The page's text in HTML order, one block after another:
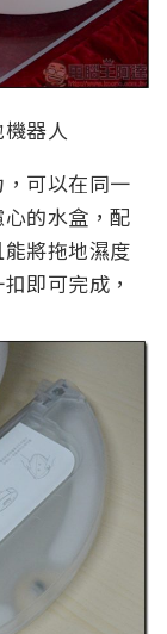
器人
可以在同一
的水盒，配
將拖地濕度
即可完成，